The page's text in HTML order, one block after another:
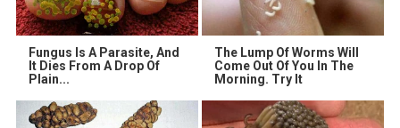
Fungus Is A Parasite, And
It Dies From A Drop Of
Plain...
The Lump Of Worms Will
Come Out Of You In The
Morning. Try It